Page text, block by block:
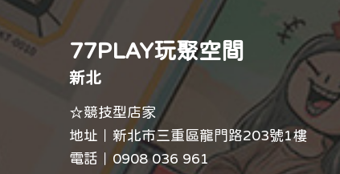
77PLAY玩聚空間
新北
☆競技型店家
地址｜新北市三重區龍門路203號1樓
電話｜ 0908 036 961